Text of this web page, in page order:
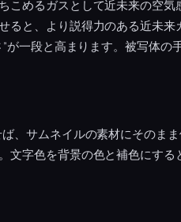
めるガスとして近未来の空
ると、より説得力のある近未
が一段と高まります。被写体
、サムネイルの素材にそのま
文字色を背景の色と補色にす